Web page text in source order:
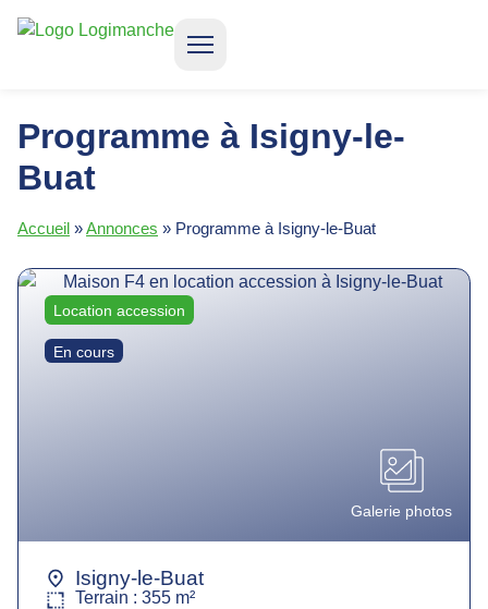
Programme à Isigny-le-
Buat
Accueil »Annonces » Programme à Isigny-le-Buat
Location accession
En cours
Galerie photos
Isigny-le-Buat
Terrain : 355 m²